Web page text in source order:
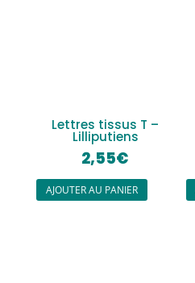
Lettres tissus T –
Lilliputiens
2,55€
AJOUTER AU PANIER